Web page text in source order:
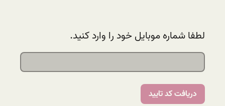
لطفا شماره موبایل خود را وارد کنید.
دریافت کد تایید